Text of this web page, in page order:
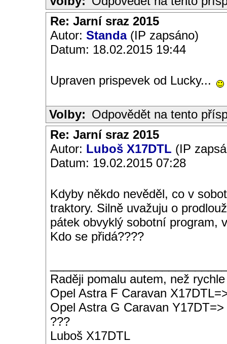
Re: Jarní sraz 2015
Autor: Standa(IP zapsáno)
Datum: 18.02.2015 19:44
Upraven prispevek od Lucky...
Volby: Odpovědět na tento
Re: Jarní sraz 2015
Autor: Luboš X17DTL (IP
Datum: 19.02.2015 07:28
Kdyby někdo nevěděl, co v
traktory. Silně uvažuju o
pátek obvyklý sobotní program,
Kdo se přidá????
Raději pomalu autem, než
Opel Astra F Caravan
Opel Astra G Caravan Y17DT=>
???
Luboš X17DTL